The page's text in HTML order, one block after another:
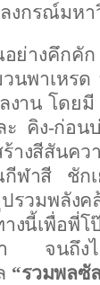
งกรณ์มหา
อย่างคึก
นพาเหร
าน โดยมี
ะ คิง-ก่อน
ร้างสีสันค
กีฬาสี ชักเ
ปรวมพลัง
างนี้เพื่อพี่
จนถึงไ
“รวมพลซั